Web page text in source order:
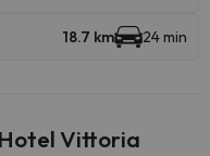
18.7 km 24 min
Vittoria